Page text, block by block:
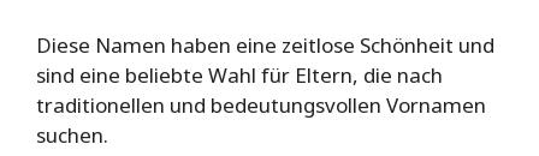
Diese Namen haben eine zeitlose Schönheit und
sind eine beliebte Wahl für Eltern, die nach
traditionellen und bedeutungsvollen Vornamen
suchen.